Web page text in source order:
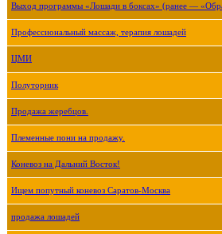
Выход программы «Лошади в боксах» (ранее —
Профессиональный массаж, терапия лошадей
ЦМИ
Полуторник
Продажа жеребцов.
Племенные пони на продажу.
Коневоз на Дальний Восток!
Ищем попутный коневоз Саратов-Москва
продажа лошадей